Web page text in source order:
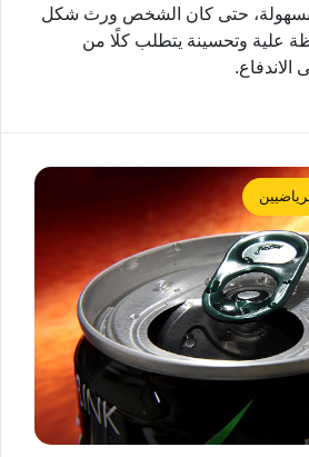
بسهولة، حتى كان الشخص ورث شكل
علية وتحسينة يتطلب كلًا من
الاندفاع.